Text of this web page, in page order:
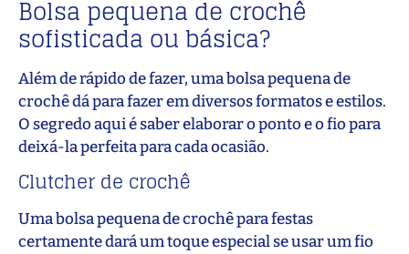
Bolsa pequena de crochê
sofisticada ou básica?
Além de rápido de fazer, uma bolsa pequena de
crochê dá para fazer em diversos formatos e estilos.
O segredo aqui é saber elaborar o ponto e o fio para
deixá-la perfeita para cada ocasião.
Clutcher de crochê
Uma bolsa pequena de crochê para festas
certamente dará um toque especial se usar um fio